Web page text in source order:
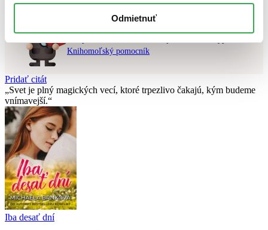
Odmietnuť
Knihomoľský pomocník
Pridať citát
Svet je plný magických vecí, ktoré trpezlivo čakajú, kým budeme
vnímavejší.
Iba desať dní